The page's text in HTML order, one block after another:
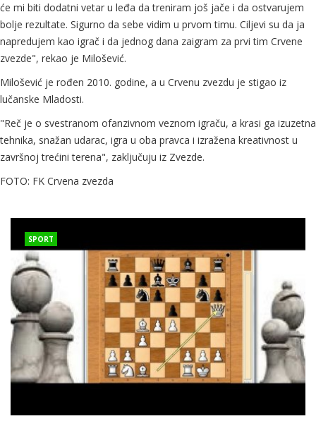
će mi biti dodatni vetar u leđa da treniram još jače i da ostvarujem
bolje rezultate. Sigurno da sebe vidim u prvom timu. Ciljevi su da ja
napredujem kao igrač i da jednog dana zaigram za prvi tim Crvene
zvezde", rekao je Milošević.
Milošević je rođen 2010. godine, a u Crvenu zvezdu je stigao iz
lučanske Mladosti.
"Reč je o svestranom ofanzivnom veznom igraču, a krasi ga izuzetna
tehnika, snažan udarac, igra u oba pravca i izražena kreativnost u
završnoj trećini terena", zaključuju iz Zvezde.
FOTO: FK Crvena zvezda
SPORT